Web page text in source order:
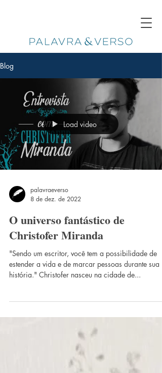
Blog
Load video
palavraeverso
8 de dez. de 2022
O universo fantástico de
Christofer Miranda
"Sendo um escritor, você tem a possibilidade de
estender a vida e de marcar pessoas durante sua
história." Christofer nasceu na cidade de...